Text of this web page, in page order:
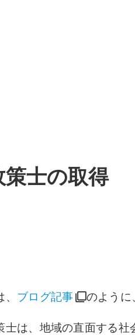
士の取得
ブログ記事 のように
士は、地域の直面する